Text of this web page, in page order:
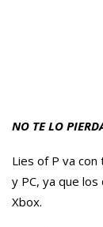
NO TE LO
Lies of P va
y PC, ya que
Xbox.